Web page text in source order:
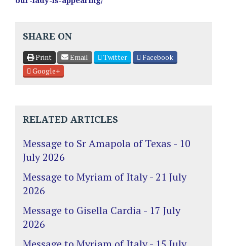
SHARE ON
Print Email Twitter
Facebook
Google+
RELATED ARTICLES
Message to Sr Amapola of Texas - 10
July 2026
Message to Myriam of Italy - 21 July
2026
Message to Gisella Cardia - 17 July
2026